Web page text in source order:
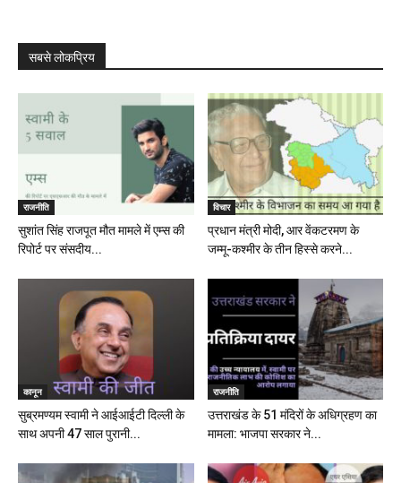
सबसे लोकप्रिय
राजनीति
सुशांत सिंह राजपूत मौत मामले में एम्स की
रिपोर्ट पर संसदीय...
विचार
प्रधान मंत्री मोदी, आर वेंकटरमण के
जम्मू-कश्मीर के तीन हिस्से करने...
कानून
सुब्रमण्यम स्वामी ने आईआईटी दिल्ली के
साथ अपनी 47 साल पुरानी...
राजनीति
उत्तराखंड के 51 मंदिरों के अधिग्रहण का
मामला: भाजपा सरकार ने...